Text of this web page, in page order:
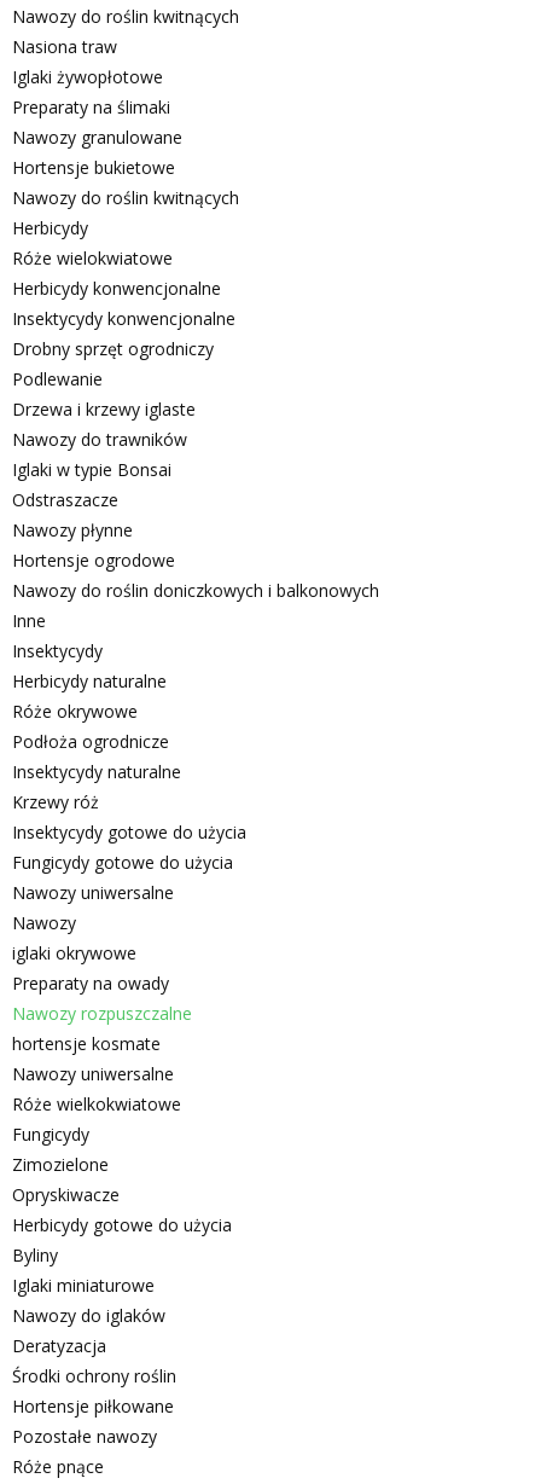
Nawozy do roślin kwitnących
Nasiona traw
Iglaki żywopłotowe
Preparaty na ślimaki
Nawozy granulowane
Hortensje bukietowe
Nawozy do roślin kwitnących
Herbicydy
Róże wielokwiatowe
Herbicydy konwencjonalne
Insektycydy konwencjonalne
Drobny sprzęt ogrodniczy
Podlewanie
Drzewa i krzewy iglaste
Nawozy do trawników
Iglaki w typie Bonsai
Odstraszacze
Nawozy płynne
Hortensje ogrodowe
Nawozy do roślin doniczkowych i balkonowych
Inne
Insektycydy
Herbicydy naturalne
Róże okrywowe
Podłoża ogrodnicze
Insektycydy naturalne
Krzewy róż
Insektycydy gotowe do użycia
Fungicydy gotowe do użycia
Nawozy uniwersalne
Nawozy
iglaki okrywowe
Preparaty na owady
Nawozy rozpuszczalne
hortensje kosmate
Nawozy uniwersalne
Róże wielkokwiatowe
Fungicydy
Zimozielone
Opryskiwacze
Herbicydy gotowe do użycia
Byliny
Iglaki miniaturowe
Nawozy do iglaków
Deratyzacja
Środki ochrony roślin
Hortensje piłkowane
Pozostałe nawozy
Róże pnące